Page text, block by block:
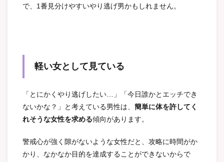
で、1番見分けやすいやり逃げ男かもしれません。
軽い女として見ている
「とにかくやり逃げしたい…」「今日誰かとエッチでき
ないかな？」と考えている男性は、 簡単に体を許してく
れそうな女性を求める傾向があります。
警戒心が強く隙がないような女性だと、攻略に時間がか
かり、なかなか目的を達成することができないからで